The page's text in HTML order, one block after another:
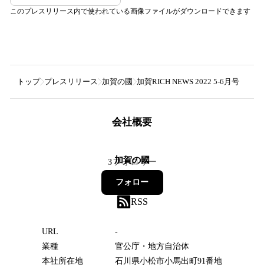
このプレスリリース内で使われている画像ファイルがダウンロードできます
トップ プレスリリース 加賀の國 加賀RICH NEWS 2022 5-6月号
会社概要
加賀の國
3フォロワー
フォロー
RSS
URL
-
業種
官公庁・地方自治体
本社所在地
石川県小松市小馬出町91番地